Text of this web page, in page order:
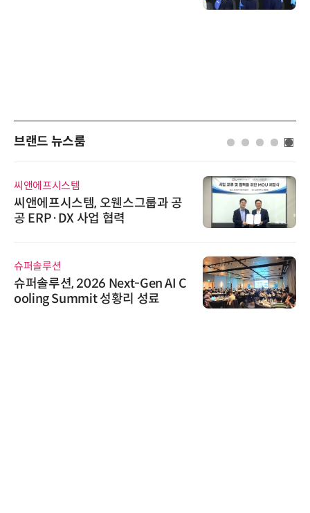
브랜드 뉴스룸
인아그룹
'자동화 산업의 새로운 가능성'…
인아그룹 전국 7개 도시 세미나 페
디에스앤지
디에스앤지, 'AI EXPO KOREA 20
26' 참가 성료… AI 전 생애주기 아